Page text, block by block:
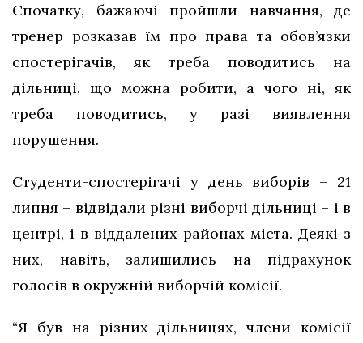
Спочатку, бажаючі пройшли навчання, де
тренер розказав їм про права та обов’язки
спостерігачів, як треба поводитись на
дільниці, що можна робити, а чого ні, як
треба поводитись, у разі виявлення
порушення.
Студенти-спостерігачі у день виборів – 21
липня – відвідали різні виборчі дільниці – і в
центрі, і в віддалених районах міста. Деякі з
них, навіть, залишились на підрахунок
голосів в окружній виборчій комісії.
“Я був на різних дільницях, члени комісії